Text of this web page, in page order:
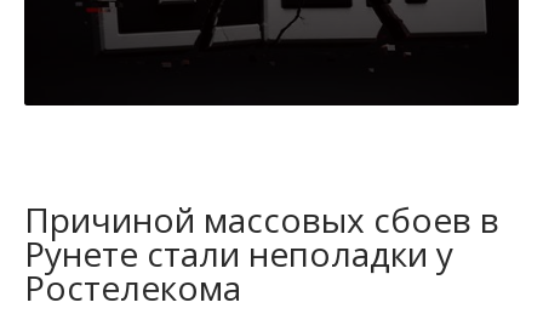
Причиной массовых сбоев в
Рунете стали неполадки у
Ростелекома